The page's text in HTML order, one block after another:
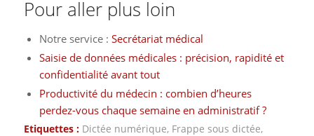
Pour aller plus loin
Notre service : Secrétariat médical
Saisie de données médicales : précision, rapidité et
confidentialité avant tout
Productivité du médecin : combien d’heures
perdez-vous chaque semaine en administratif ?
Etiquettes : Dictée numérique, Frappe sous dictée,